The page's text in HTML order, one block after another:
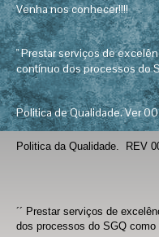
Venha nos conhecer!!!!
" Prestar serviços de
contínuo dos processos do
Politica de Qualidade. Ver
Politica da Qualidade. REV
´´ Prestar serviços de
dos processos do SGQ